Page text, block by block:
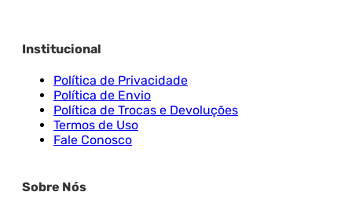
Institucional
Política de Privacidade
Política de Envio
Política de Trocas e Devoluções
Termos de Uso
Fale Conosco
Sobre Nós